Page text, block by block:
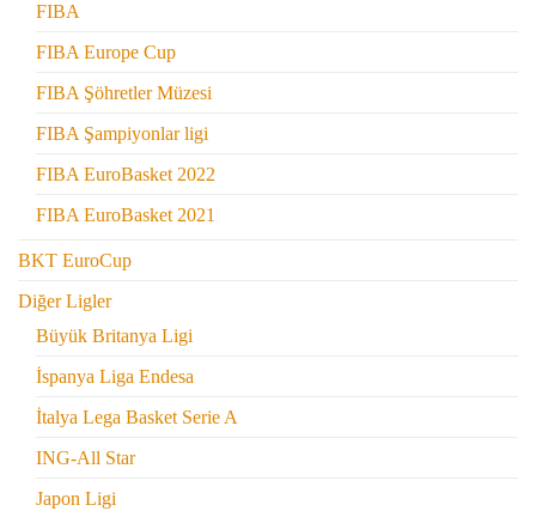
FIBA
FIBA Europe Cup
FIBA Şöhretler Müzesi
FIBA Şampiyonlar ligi
FIBA EuroBasket 2022
FIBA EuroBasket 2021
BKT EuroCup
Diğer Ligler
Büyük Britanya Ligi
İspanya Liga Endesa
İtalya Lega Basket Serie A
ING-All Star
Japon Ligi